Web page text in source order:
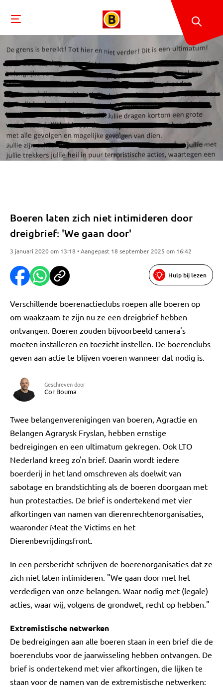
Boeren laten zich niet intimideren door
dreigbrief: 'We gaan door'
3 januari 2020 om 13:18 • Aangepast 18 september 2025 om 16:42
Hulp bij lezen
Verschillende boerenactieclubs roepen alle boeren op
om waakzaam te zijn nu ze een dreigbrief hebben
ontvangen. Boeren zouden bijvoorbeeld camera's
moeten installeren en toezicht instellen. De boerenclubs
geven aan actie te blijven voeren wanneer dat nodig is.
Geschreven door
Cor Bouma
Twee belangenverenigingen van boeren, Agractie en
Belangen Agrarysk Fryslan, hebben ernstige
bedreigingen en een ultimatum gekregen. Ook LTO
Nederland kreeg zo'n brief. Daarin wordt iedere
boerderij in het land omschreven als doelwit van
sabotage en brandstichting als de boeren doorgaan met
hun protestacties. De brief is ondertekend met vier
afkortingen van namen van dierenrechtenorganisaties,
waaronder Meat the Victims en het
Dierenbevrijdingsfront.
In een persbericht schrijven de boerenorganisaties dat ze
zich niet laten intimideren. "We gaan door met het
verdedigen van onze belangen. Waar nodig met (legale)
acties, waar wij, volgens de grondwet, recht op hebben."
Extremistische netwerken
De bedreigingen aan alle boeren staan in een brief die de
boerenclubs voor de jaarwisseling hebben ontvangen. De
brief is ondertekend met vier afkortingen, die lijken te
staan voor de namen van de extremistische netwerken: